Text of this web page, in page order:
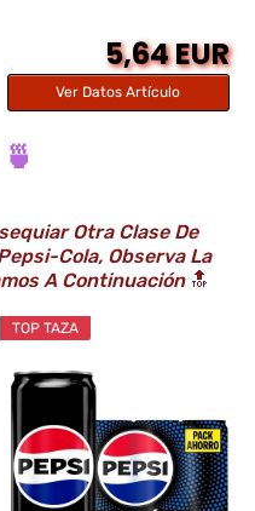
5,64 EUR
Ver Datos Artículo
Otra Clase De
Cola, Observa La
A Continuación🔝
TOP TAZA